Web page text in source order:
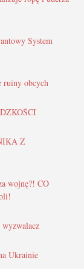
System
ruiny obcych
Z
wojnę?! CO
Ukrainie